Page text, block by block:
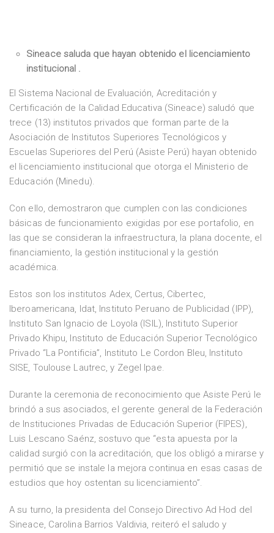
Sineace saluda que hayan obtenido el licenciamiento
institucional .
El Sistema Nacional de Evaluación, Acreditación y
Certificación de la Calidad Educativa (Sineace) saludó que
trece (13) institutos privados que forman parte de la
Asociación de Institutos Superiores Tecnológicos y
Escuelas Superiores del Perú (Asiste Perú) hayan obtenido
el licenciamiento institucional que otorga el Ministerio de
Educación (Minedu).
Con ello, demostraron que cumplen con las condiciones
básicas de funcionamiento exigidas por ese portafolio, en
las que se consideran la infraestructura, la plana docente, el
financiamiento, la gestión institucional y la gestión
académica.
Estos son los institutos Adex, Certus, Cibertec,
Iberoamericana, Idat, Instituto Peruano de Publicidad (IPP),
Instituto San Ignacio de Loyola (ISIL), Instituto Superior
Privado Khipu, Instituto de Educación Superior Tecnológico
Privado “La Pontificia”, Instituto Le Cordon Bleu, Instituto
SISE, Toulouse Lautrec, y Zegel Ipae.
Durante la ceremonia de reconocimiento que Asiste Perú le
brindó a sus asociados, el gerente general de la Federación
de Instituciones Privadas de Educación Superior (FIPES),
Luis Lescano Saénz, sostuvo que “esta apuesta por la
calidad surgió con la acreditación, que los obligó a mirarse y
permitió que se instale la mejora continua en esas casas de
estudios que hoy ostentan su licenciamiento”.
A su turno, la presidenta del Consejo Directivo Ad Hod del
Sineace, Carolina Barrios Valdivia, reiteró el saludo y